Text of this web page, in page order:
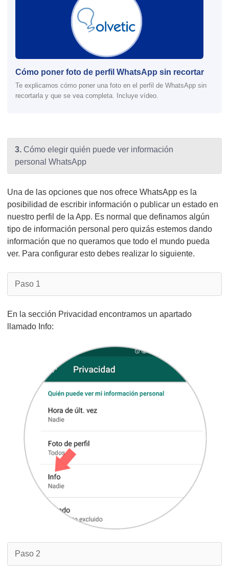
Cómo poner foto de perfil WhatsApp sin recortar
Te explicamos cómo poner una foto en el perfil de WhatsApp sin
recortarla y que se vea completa. Incluye vídeo.
3. Cómo elegir quién puede ver información
personal WhatsApp
Una de las opciones que nos ofrece WhatsApp es la
posibilidad de escribir información o publicar un estado en
nuestro perfil de la App. Es normal que definamos algún
tipo de información personal pero quizás estemos dando
información que no queramos que todo el mundo pueda
ver. Para configurar esto debes realizar lo siguiente.
Paso 1
En la sección Privacidad encontramos un apartado
llamado Info:
Paso 2